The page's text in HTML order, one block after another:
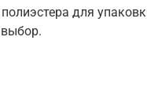
для